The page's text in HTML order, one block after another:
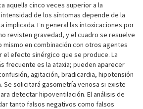
aquella cinco veces superior a la
de los síntomas depende de la
implicada. En general las intoxicaciones por
revisten gravedad, y el cuadro se resuelve
mismo en combinación con otros agentes
efecto sinérgico que se produce. La
frecuente es la ataxia; pueden aparecer
agitación, bradicardia, hipotensión
solicitará gasometría venosa si existe
detectar hipoventilación. El análisis de
tanto falsos negativos como falsos